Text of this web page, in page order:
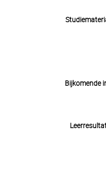
Bijkomende